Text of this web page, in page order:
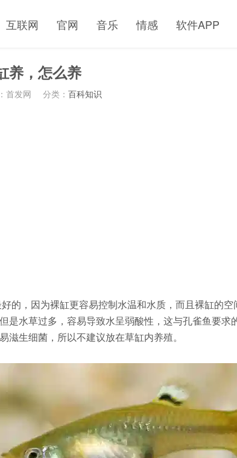
互联网 官网 音乐 情感 软件APP
养，怎么养
首发网 分类： 百科知识
的，因为裸缸更容易控制水温和水质，而且裸缸的
是水草过多，容易导致水呈弱酸性，这与孔雀鱼要求
滋生细菌，所以不建议放在草缸内养殖。